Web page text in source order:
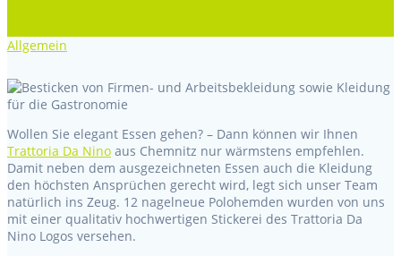
Allgemein
Wollen Sie elegant Essen gehen? – Dann können wir Ihnen
Trattoria Da Nino aus Chemnitz nur wärmstens empfehlen.
Damit neben dem ausgezeichneten Essen auch die Kleidung
den höchsten Ansprüchen gerecht wird, legt sich unser Team
natürlich ins Zeug. 12 nagelneue Polohemden wurden von uns
mit einer qualitativ hochwertigen Stickerei des Trattoria Da
Nino Logos versehen.